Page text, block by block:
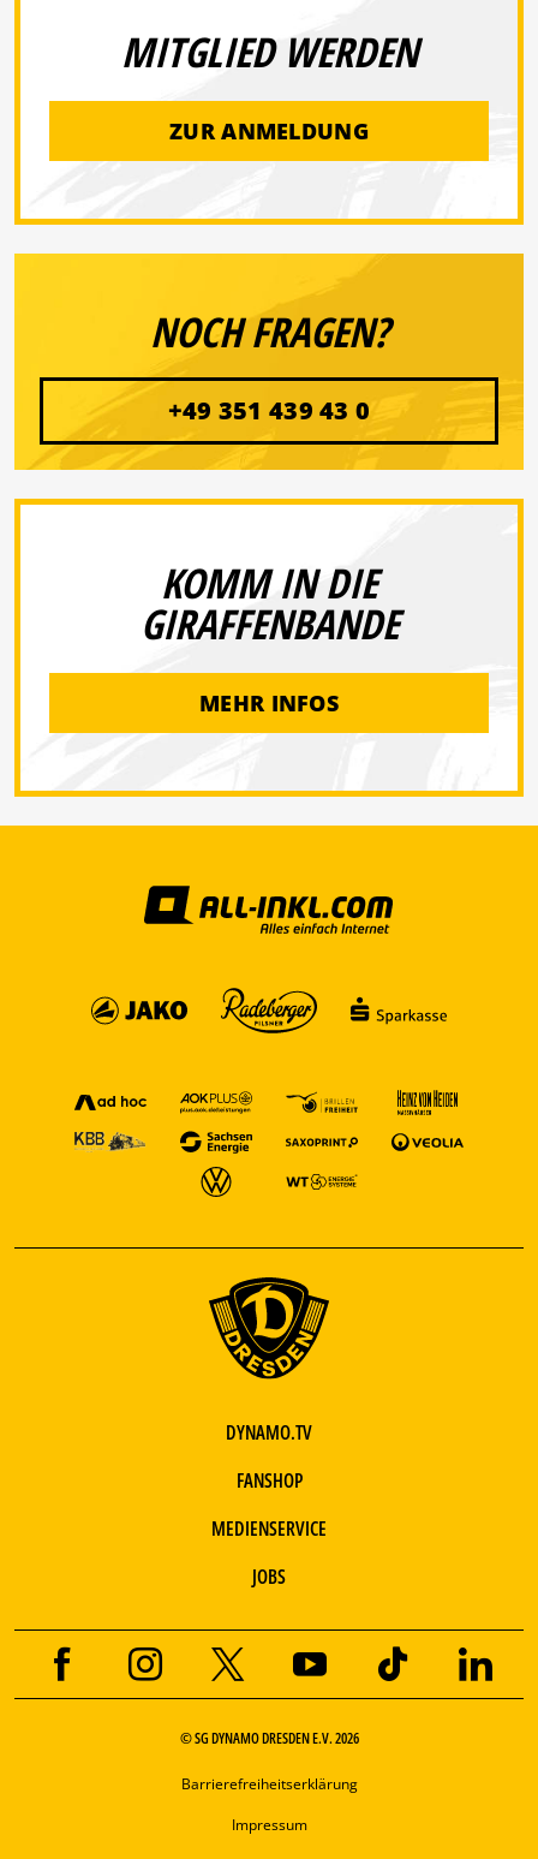
MITGLIED WERDEN
ZUR ANMELDUNG
NOCH FRAGEN?
+49 351 439 43 0
KOMM IN DIE
GIRAFFENBANDE
MEHR INFOS
DYNAMO.TV
FANSHOP
MEDIENSERVICE
JOBS
© SG DYNAMO DRESDEN E.V. 2026
Barrierefreiheitserklärung
Impressum